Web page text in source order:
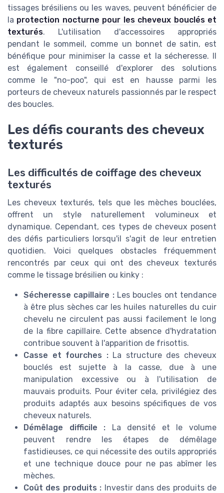
tissages brésiliens ou les waves, peuvent bénéficier de
la protection nocturne pour les cheveux bouclés et
texturés. L'utilisation d'accessoires appropriés
pendant le sommeil, comme un bonnet de satin, est
bénéfique pour minimiser la casse et la sécheresse. Il
est également conseillé d'explorer des solutions
comme le "no-poo", qui est en hausse parmi les
porteurs de cheveux naturels passionnés par le respect
des boucles.
Les défis courants des cheveux
texturés
Les difficultés de coiffage des cheveux
texturés
Les cheveux texturés, tels que les mèches bouclées,
offrent un style naturellement volumineux et
dynamique. Cependant, ces types de cheveux posent
des défis particuliers lorsqu'il s'agit de leur entretien
quotidien. Voici quelques obstacles fréquemment
rencontrés par ceux qui ont des cheveux texturés
comme le tissage brésilien ou kinky :
Sécheresse capillaire :Les boucles ont tendance
à être plus sèches car les huiles naturelles du cuir
chevelu ne circulent pas aussi facilement le long
de la fibre capillaire. Cette absence d'hydratation
contribue souvent à l'apparition de frisottis.
Casse et fourches :La structure des cheveux
bouclés est sujette à la casse, due à une
manipulation excessive ou à l'utilisation de
mauvais produits. Pour éviter cela, privilégiez des
produits adaptés aux besoins spécifiques de vos
cheveux naturels.
Démêlage difficile : La densité et le volume
peuvent rendre les étapes de démêlage
fastidieuses, ce qui nécessite des outils appropriés
et une technique douce pour ne pas abîmer les
mèches.
Coût des produits : Investir dans des produits de